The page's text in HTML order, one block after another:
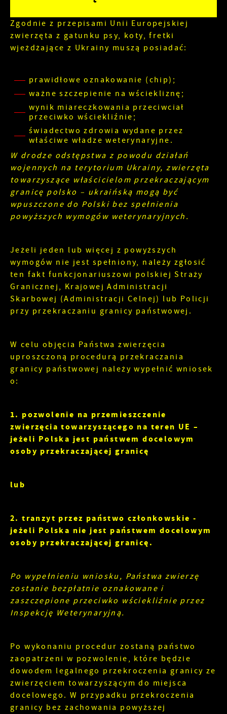
Zgodnie z przepisami Unii Europejskiej
zwierzęta z gatunku psy, koty, fretki
wjeżdżające z Ukrainy muszą posiadać:
prawidłowe oznakowanie (chip);
ważne szczepienie na wściekliznę;
wynik miareczkowania przeciwciał
przeciwko wściekliźnie;
świadectwo zdrowia wydane przez
właściwe władze weterynaryjne.
W drodze odstępstwa z powodu działań
wojennych na terytorium Ukrainy, zwierzęta
towarzyszące właścicielom przekraczającym
granicę polsko – ukraińską mogą być
wpuszczone do Polski bez spełnienia
powyższych wymogów weterynaryjnych.
Jeżeli jeden lub więcej z powyższych
wymogów nie jest spełniony, należy zgłosić
ten fakt funkcjonariuszowi polskiej Straży
Granicznej, Krajowej Administracji
Skarbowej (Administracji Celnej) lub Policji
przy przekraczaniu granicy państwowej.
W celu objęcia Państwa zwierzęcia
uproszczoną procedurą przekraczania
granicy państwowej należy wypełnić wniosek
o:
1. pozwolenie na przemieszczenie
zwierzęcia towarzyszącego na teren UE –
jeżeli Polska jest państwem docelowym
osoby przekraczającej granicę
lub
2. tranzyt przez państwo członkowskie -
jeżeli Polska nie jest państwem docelowym
osoby przekraczającej granicę.
Po wypełnieniu wniosku, Państwa zwierzę
zostanie bezpłatnie oznakowane i
zaszczepione przeciwko wściekliźnie przez
Inspekcję Weterynaryjną.
Po wykonaniu procedur zostaną państwo
zaopatrzeni w pozwolenie, które będzie
dowodem legalnego przekroczenia granicy ze
zwierzęciem towarzyszącym do miejsca
docelowego. W przypadku przekroczenia
granicy bez zachowania powyższej
strona, z której korzystasz, może działać bez
zakłóceń.
Zapoznaj się zPOLITYKĄ PRYWATNOŚCI I PLIKÓW
COOKIES.
Funkcjonalne i personalizacyjne
Tego typu pliki cookies umożliwiają stronie
internetowej zapamiętanie wprowadzonych przez
Dzięki tym plikom cookies możemy zapewnić Ci
naszej strony poprzez dopasowanie jej do Twoich
indywidualnych preferencji. Wyrażenie zgody na
funkcjonalne i personalizacyjne pliki cookies
gwarantuje dostępność większej ilości funkcji na
stronie.
Więcej
Analityczne
Analityczne pliki cookies pomagają nam rozwijać
się i dostosowywać do Twoich potrzeb.
Cookies analityczne pozwalają na uzyskanie
informacji w zakresie wykorzystywania witryny
internetowej, miejsca oraz częstotliwości, z jaką
odwiedzane są nasze serwisy www. Dane
pozwalają nam na ocenę naszych serwisów
przetwarzane w formie zanonimizowanej.
Wyrażenie zgody na analityczne pliki cookies
gwarantuje dostępność wszystkich
funkcjonalności.
Więcej
Reklamowe
stronach naszych partnerów.
Promocyjne pliki cookies służą do prezentowania
Ci naszych komunikatów na podstawie analizy
Twoich upodobań oraz Twoich zwyczajów
dotyczących przeglądanej witryny internetowej.
partnerami oraz innych dostawców usług. Firmy
te działają w charakterze pośredników
prezentujących nasze treści w postaci
wiadomości, ofert, komunikatów mediów
społecznościowych.
Więcej